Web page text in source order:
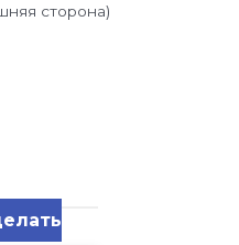
сторона)